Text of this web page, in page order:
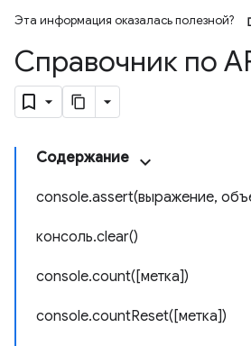
Эта информация оказалась полезной?
Справочник по
Содержание
console.assert(выражение,
консоль.clear()
console.count([метка])
console.countReset([метка])